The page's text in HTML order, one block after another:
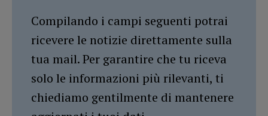
Compilando i campi seguenti potrai
ricevere le notizie direttamente sulla
tua mail. Per garantire che tu riceva
solo le informazioni più rilevanti, ti
chiediamo gentilmente di mantenere